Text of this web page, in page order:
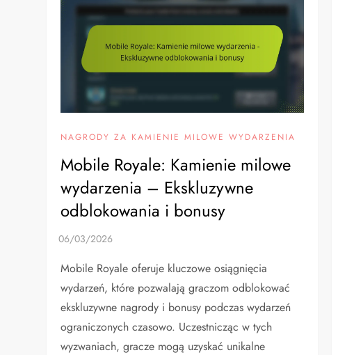
NAGRODY ZA KAMIENIE MILOWE WYDARZENIA
Mobile Royale: Kamienie milowe
wydarzenia – Ekskluzywne
odblokowania i bonusy
Mobile Royale oferuje kluczowe osiągnięcia
wydarzeń, które pozwalają graczom odblokować
ekskluzywne nagrody i bonusy podczas wydarzeń
ograniczonych czasowo. Uczestnicząc w tych
wyzwaniach, gracze mogą uzyskać unikalne